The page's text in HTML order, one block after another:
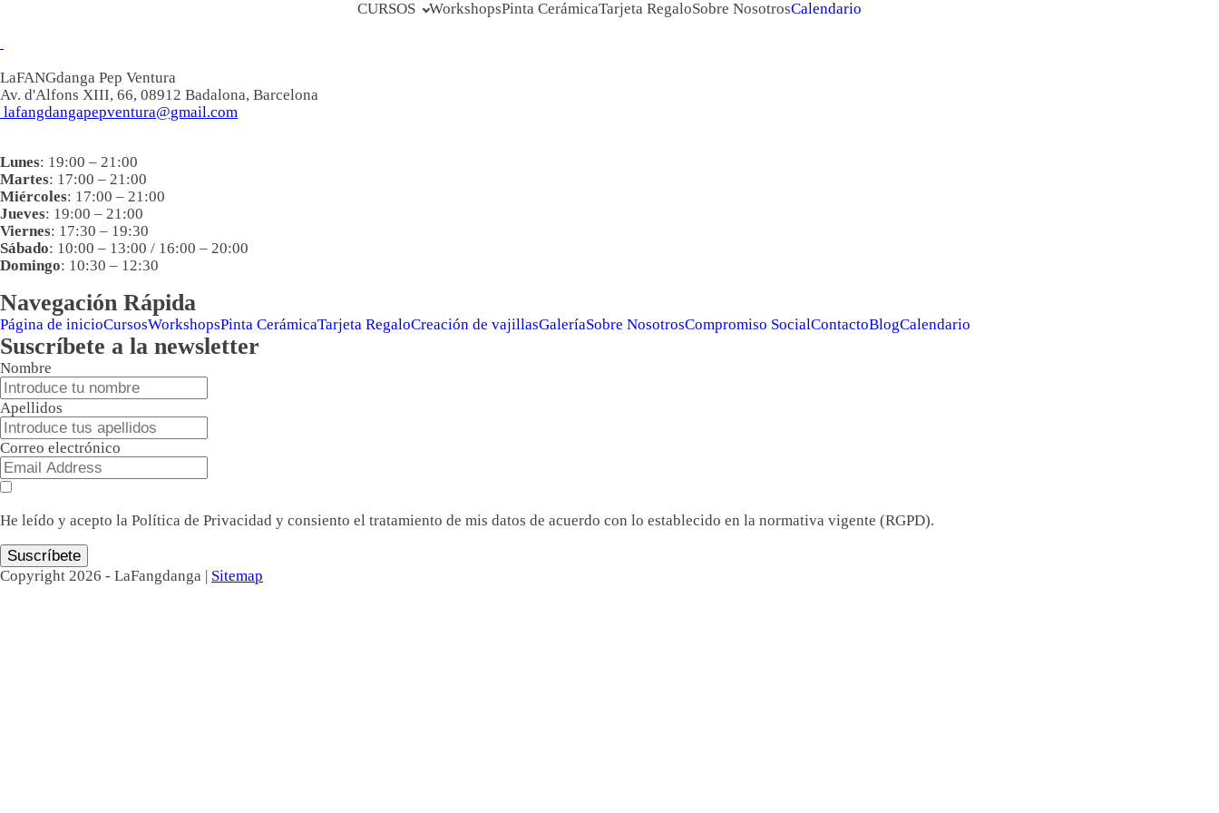
CURSOS WorkshopsPinta CerámicaTarjeta RegaloSobre NosotrosCalendario
LaFANGdanga Pep Ventura
Av. d'Alfons XIII, 66, 08912 Badalona, Barcelona
lafangdangapepventura@gmail.com
Lunes: 19:00 – 21:00
Martes: 17:00 – 21:00
Miércoles: 17:00 – 21:00
Jueves: 19:00 – 21:00
Viernes: 17:30 – 19:30
Sábado: 10:00 – 13:00 / 16:00 – 20:00
Domingo: 10:30 – 12:30
Navegación Rápida
Página de inicioCursosWorkshopsPinta CerámicaTarjeta RegaloCreación de vajillasGaleríaSobre NosotrosCompromiso SocialContactoBlogCalendario
Suscríbete a la newsletter
Nombre
Apellidos
Correo electrónico
He leído y acepto la Política de Privacidad y consiento el tratamiento de mis datos de acuerdo con lo establecido en la normativa vigente (RGPD).
Suscríbete
Copyright 2026 - LaFangdanga | Sitemap